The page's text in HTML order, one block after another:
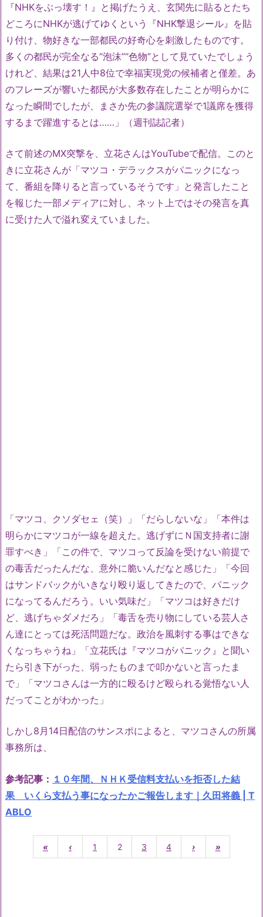
『NHKをぶっ壊す！』と掲げたうえ、玄関先に貼るとたち
どころにNHKが逃げてゆくという『NHK撃退シール』を貼
り付け、物好きな一部都民の好奇心を刺激したものです。
多くの都民が完全なる“泡沫”“色物”として見ていたでしょう
けれど、結果は21人中8位で幸福実現党の候補者と僅差。あ
のフレーズが響いた都民が大多数存在したことが明らかに
なった瞬間でしたが、まさか先の参議院選挙で1議席を獲得
するまで躍進するとは……」（週刊誌記者）
さて前述のMX突撃を、立花さんはYouTubeで配信。このと
きに立花さんが「マツコ・デラックスがパニックになっ
て、番組を降りると言っているそうです」と発言したこと
を報じた一部メディアに対し、ネット上ではその発言を真
に受けた人で溢れ変えていました。
「マツコ、クソダセェ（笑）」「だらしないな」「本件は
明らかにマツコが一線を超えた。逃げずにＮ国支持者に謝
罪すべき」「この件で、マツコって反論を受けない前提で
の毒舌だったんだな、意外に脆いんだなと感じた」「今回
はサンドバックがいきなり殴り返してきたので、パニック
になってるんだろう。いい気味だ」「マツコは好きだけ
ど、逃げちゃダメだろ」「毒舌を売り物にしている芸人さ
ん達にとっては死活問題だな。政治を風刺する事はできな
くなっちゃうね」「立花氏は『マツコがパニック』と聞い
たら引き下がった、弱ったものまで叩かないと言ったま
で」「マツコさんは一方的に殴るけど殴られる覚悟ない人
だってことがわかった」
しかし8月14日配信のサンスポによると、マツコさんの所属
事務所は、
参考記事： １０年間、ＮＨＫ受信料支払いを拒否した結
果 いくら支払う事になったかご報告します｜久田将義 | T
ABLO
« ‹ 1 2 3 4 › »